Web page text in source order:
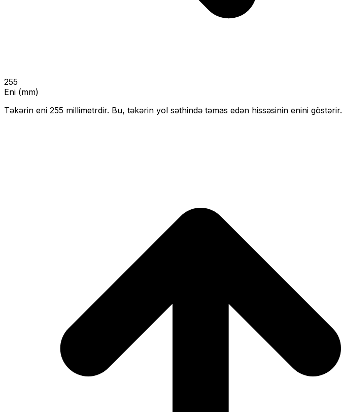
255
Eni (mm)
Təkərin eni 255 millimetrdir. Bu, təkərin yol səthində təmas edən hissəsinin enini göstərir.